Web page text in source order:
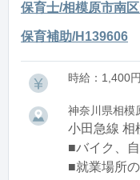
保育士/相模原市南
保育補助/H139606
時給：1,400
神奈川県相模
小田急線 相
■バイク、
■就業場所